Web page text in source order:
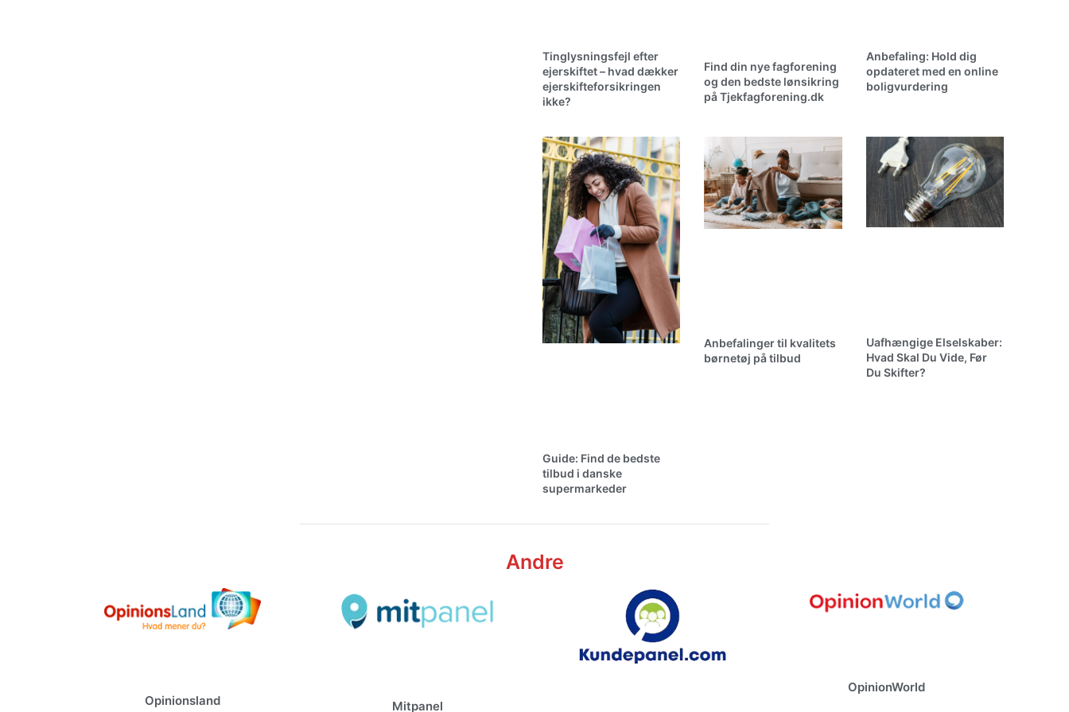
Tinglysningsfejl efter
ejerskiftet – hvad dækker
ejerskifteforsikringen
ikke?
Find din nye fagforening
og den bedste lønsikring
på Tjekfagforening.dk
Anbefaling: Hold dig
opdateret med en online
boligvurdering
Guide: Find de bedste
tilbud i danske
supermarkeder
Anbefalinger til kvalitets
børnetøj på tilbud
Uafhængige Elselskaber:
Hvad Skal Du Vide, Før
Du Skifter?
Andre
Opinionsland Mitpanel
OpinionWorld